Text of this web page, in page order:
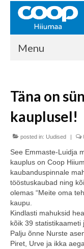
Menu
Kontakt
Liikmed
Ajalugu
KAUPLUSED
EHITUSKESKUS
KAUBAMAJA
KAMPAANIAD
COOP
Täna on
kauplusel!
posted in: Uudised |
See Emmaste-Luidja
kauplus on Coop
kaubanduspinnale
tööstuskaubad ning
olemas “Meite oma
kaupu.
Kindlasti mahuksid
kõik 39
Palju õnne Nurste
Piret, Urve ja ikka